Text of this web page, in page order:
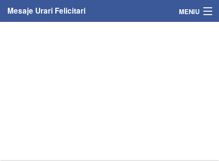
Mesaje Urari Felicitari MENIU